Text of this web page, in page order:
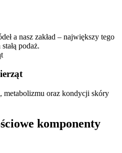
a nasz zakład – największy tego
podaż.
metabolizmu oraz kondycji skóry
komponenty